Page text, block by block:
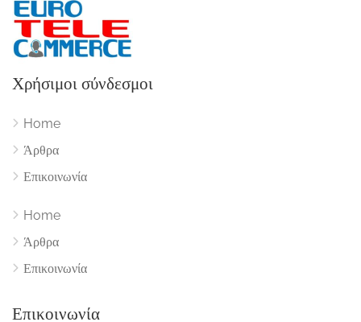
Χρήσιμοι σύνδεσμοι
Home
Άρθρα
Επικοινωνία
Home
Άρθρα
Επικοινωνία
Επικοινωνία